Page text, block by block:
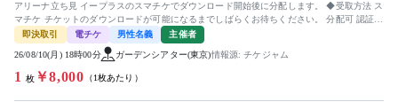
アリーナ立ち見 イープラスのスマチケでダウンロード開始後に分配します。 ◆受取方法 ス
マチケ チケットのダウンロードが可能になるまでしばらくお待ちください。 分配可 認証な
し ※2026/08...
即決取引 電チケ 男性名義 主催者
26/08/10(月) 18時00分 ガーデンシアター(東京)情報源: チケジャム
1 枚￥8,000 （1枚あたり）